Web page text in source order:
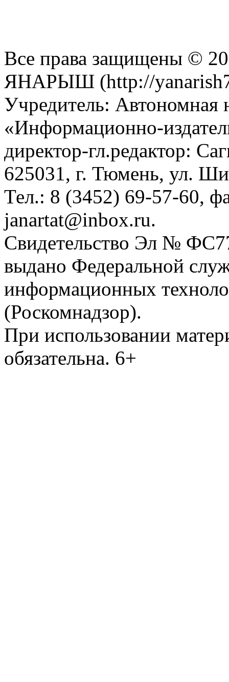
Все права защищены ©
ЯНАРЫШ (http://
Учредитель: Автономная
«Информационно-
директор-гл.редактор:
625031, г. Тюмень, ул.
Тел.: 8 (3452) 69-57-60,
janartat@inbox.ru.
Свидетельство Эл №
выдано Федеральной
информационных
(Роскомнадзор).
При использовании
обязательна. 6+